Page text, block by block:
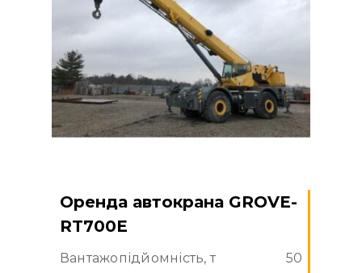
Оренда автокрана GROVE-
RT700Е
Вантажопідйомність, т
50